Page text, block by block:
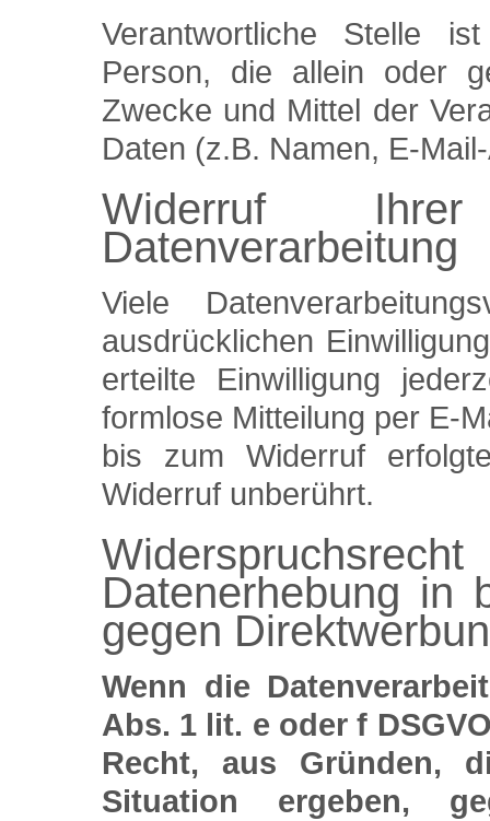
Verantwortliche Stelle
Person, die allein oder
Zwecke und Mittel der
Daten (z.B. Namen, E-
Widerruf
Datenverarbeitung
Viele
ausdrücklichen
erteilte Einwilligung
formlose Mitteilung per E-
bis zum Widerruf
Widerruf unberührt.
Datenerhebung in
gegen
Wenn die
Abs. 1 lit. e oder f
Recht, aus Gründen,
Situation ergeben,